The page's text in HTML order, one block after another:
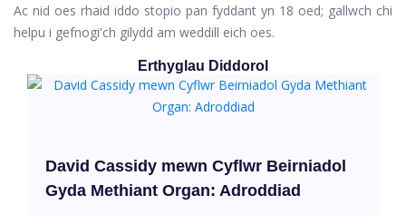
Ac nid oes rhaid iddo stopio pan fyddant yn 18 oed; gallwch chi
helpu i gefnogi'ch gilydd am weddill eich oes.
Erthyglau Diddorol
David Cassidy mewn Cyflwr Beirniadol
Gyda Methiant Organ: Adroddiad